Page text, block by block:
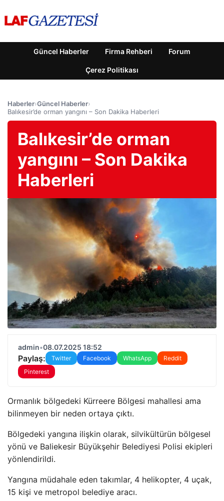
Güncel Haberler Firma Rehberi Forum
Çerez Politikası
Haberler›Güncel Haberler›
Balıkesir’de orman yangını – Son Dakika Haberleri
Balıkesir’de orman
yangını – Son Dakika
Haberleri
admin•08.07.2025 18:52
Paylaş: Twitter Facebook WhatsApp
Reddit
Pinterest
Ormanlık bölgedeki Kürreere Bölgesi mahallesi ama
bilinmeyen bir neden ortaya çıktı.
Bölgedeki yangına ilişkin olarak, silvikültürün bölgesel
yönü ve Baliekesir Büyükşehir Belediyesi Polisi ekipleri
yönlendirildi.
Yangına müdahale eden takımlar, 4 helikopter, 4 uçak,
15 kişi ve metropol belediye aracı.